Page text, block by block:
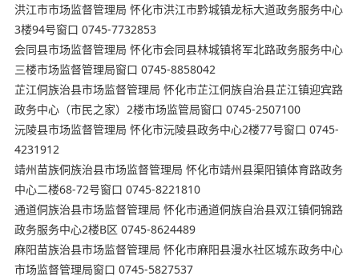
洪江市市场监督管理局 怀化市洪江市黔城镇龙标大道政务服务中心
3楼94号窗口 0745-7732853
会同县市场监督管理局 怀化市会同县林城镇将军北路政务服务中心
三楼市场监督管理局窗口 0745-8858042
芷江侗族治县市场监督管理局 怀化市芷江侗族自治县芷江镇迎宾路
政务中心（市民之家）2楼市场监管局窗口 0745-2507100
沅陵县市场监督管理局 怀化市沅陵县政务中心2楼77号窗口 0745-
4231912
靖州苗族侗族治县市场监督管理局 怀化市靖州县渠阳镇体育路政务
中心二楼68-72号窗口 0745-8221810
通道侗族治县市场监督管理局 怀化市通道侗族自治县双江镇侗锦路
政务服务中心2楼B区 0745-8624489
麻阳苗族治县市场监督管理局 怀化市麻阳县漫水社区城东政务中心
市场监督管理局窗口 0745-5827537